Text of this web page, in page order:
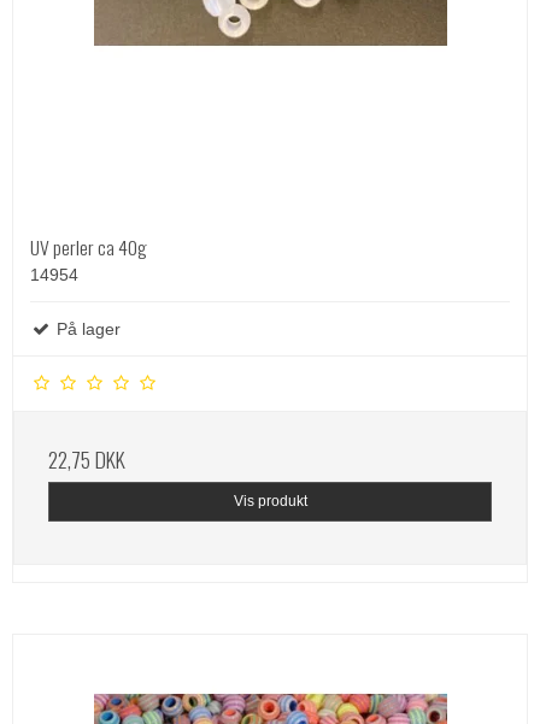
UV perler ca 40g
14954
På lager
22,75 DKK
Vis produkt